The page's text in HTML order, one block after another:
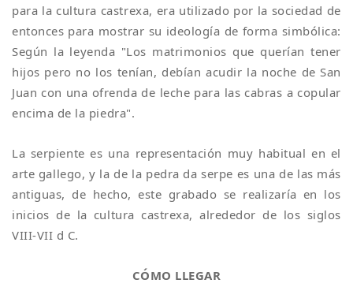
para la cultura castrexa, era utilizado por la sociedad de
entonces para mostrar su ideología de forma simbólica:
Según la leyenda "Los matrimonios que querían tener
hijos pero no los tenían, debían acudir la noche de San
Juan con una ofrenda de leche para las cabras a copular
encima de la piedra".
La serpiente es una representación muy habitual en el
arte gallego, y la de la pedra da serpe es una de las más
antiguas, de hecho, este grabado se realizaría en los
inicios de la cultura castrexa, alrededor de los siglos
VIII-VII d C.
CÓMO LLEGAR